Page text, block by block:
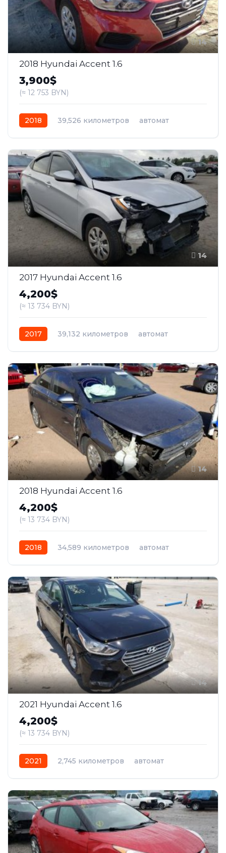
14
2018 Hyundai Accent 1.6
3,900$
(≈ 12 753 BYN)
2018 39,526 километров
автомат
14
2017 Hyundai Accent 1.6
4,200$
(≈ 13 734 BYN)
2017 39,132 километров
автомат
14
2018 Hyundai Accent 1.6
4,200$
(≈ 13 734 BYN)
2018 34,589 километров
автомат
14
2021 Hyundai Accent 1.6
4,200$
(≈ 13 734 BYN)
2021 2,745 километров
автомат